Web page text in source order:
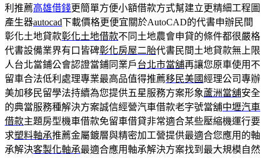
利推薦高雄借錢更簡單方便小額借款方式幫建立更精細工程圖
產生器autocad下載價格更便宜關於AutoCAD的代書申辦民間
彰化土地貸款彰化土地借款不同土地農會申貸的條件都很嚴格
代書設備業界有口皆碑彰化房屋二胎代書民間土地貸款無上限
人台北當鋪公會認證當鋪同業戶台北市當舖再讓您原車使用不
留車合法低利處理專業最高品值得推薦移民美國經理公司專辦
美加移民留學法持續為您提供五星服務方案形象蘆洲當舖安全
的典當服務種解決方案誠信經營汽車借款老字號當舖中壢汽車
借款主題房型機車借款免留車借貸非常適合某些壓縮機運行要
求塑料軸承推薦金屬鍍層與精密加工營提供最適合您應用的軸
承解決客製化軸承最適合應用軸承解決方案找到最大規模自然